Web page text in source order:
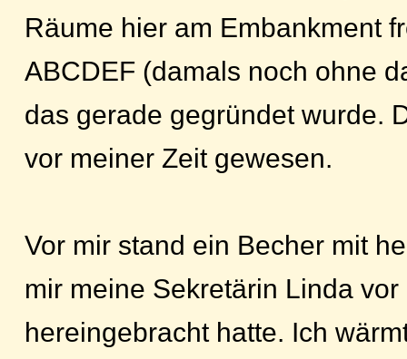
Räume hier am Embankment
ABCDEF (damals noch ohne
das gerade gegründet wurde.
vor meiner Zeit gewesen.
Vor mir stand ein Becher mit
mir meine Sekretärin Linda
hereingebracht hatte. Ich